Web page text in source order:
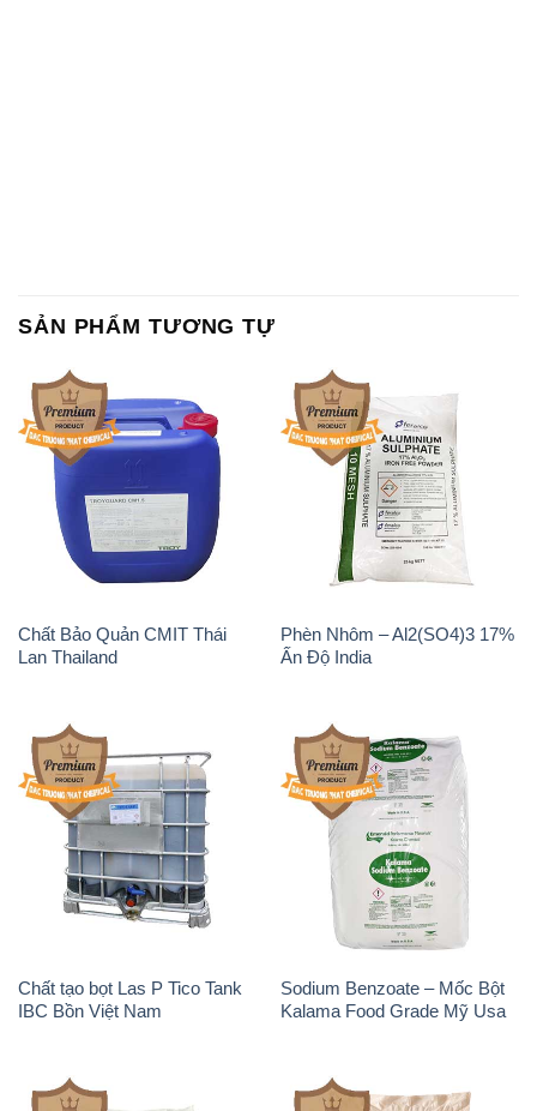
SẢN PHẨM TƯƠNG TỰ
Chất Bảo Quản CMIT Thái
Lan Thailand
Phèn Nhôm – Al2(SO4)3 17%
Ấn Độ India
Chất tạo bọt Las P Tico Tank
IBC Bồn Việt Nam
Sodium Benzoate – Mốc Bột
Kalama Food Grade Mỹ Usa